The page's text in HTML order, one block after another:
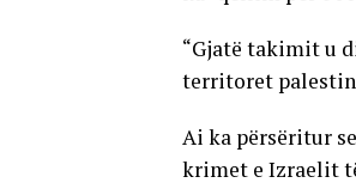
“Gjatë takimit u
territoret
Ai ka përsëritur
krimet e Izraelit